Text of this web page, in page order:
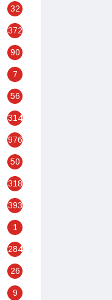
32
372
90
7
56
314
976
50
318
393
1
284
26
9